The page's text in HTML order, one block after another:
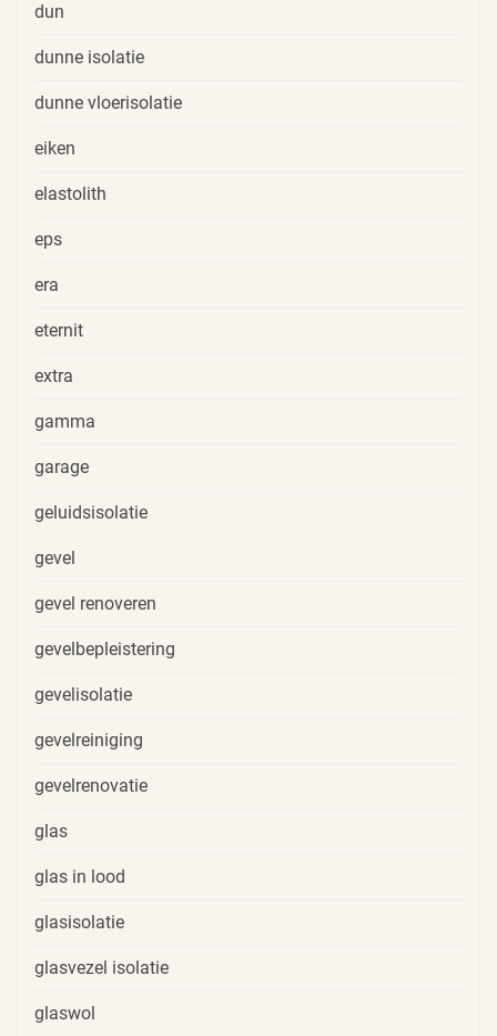
dun
dunne isolatie
dunne vloerisolatie
eiken
elastolith
eps
era
eternit
extra
gamma
garage
geluidsisolatie
gevel
gevel renoveren
gevelbepleistering
gevelisolatie
gevelreiniging
gevelrenovatie
glas
glas in lood
glasisolatie
glasvezel isolatie
glaswol